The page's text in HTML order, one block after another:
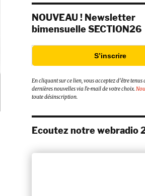
NOUVEAU ! Newsletter
bimensuelle SECTION26
S’inscrire
En cliquant sur ce lien, vous acceptez d’être
dernières nouvelles via l’e-mail de votre choix.
toute désinscription.
Ecoutez notre webradio